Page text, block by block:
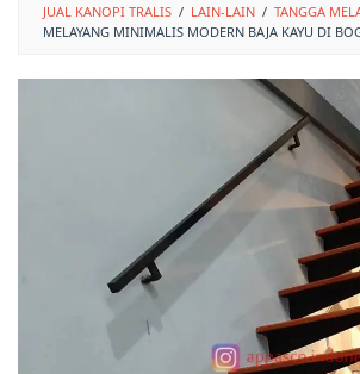
JUAL KANOPI TRALIS / LAIN-LAIN / TANGGA
MELAYANG MINIMALIS MODERN BAJA KAYU DI